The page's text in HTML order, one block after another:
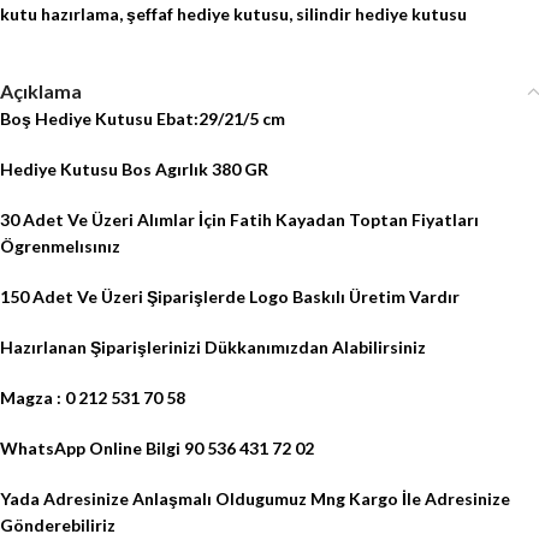
kutu hazırlama,şeffaf hediye kutusu, silindir hediye kutusu
Açıklama
Boş Hediye Kutusu Ebat:29/21/5 cm
Hediye Kutusu Bos Agırlık 380 GR
30 Adet Ve Üzeri Alımlar İçin Fatih Kayadan Toptan Fiyatları
Ögrenmelısınız
150 Adet Ve Üzeri Şiparişlerde Logo Baskılı Üretim Vardır
Hazırlanan Şiparişlerinizi Dükkanımızdan Alabilirsiniz
Magza : 0 212 531 70 58
WhatsApp Online Bilgi 90 536 431 72 02
Yada Adresinize Anlaşmalı Oldugumuz Mng Kargo İle Adresinize
Gönderebiliriz